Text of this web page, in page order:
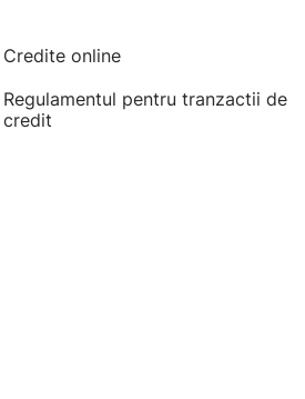
Credite online
Regulamentul pentru tranzactii de
credit